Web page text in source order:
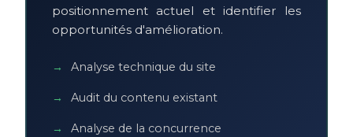
positionnement actuel et identifier les
opportunités d'amélioration.
Analyse technique du site
Audit du contenu existant
Analyse de la concurrence